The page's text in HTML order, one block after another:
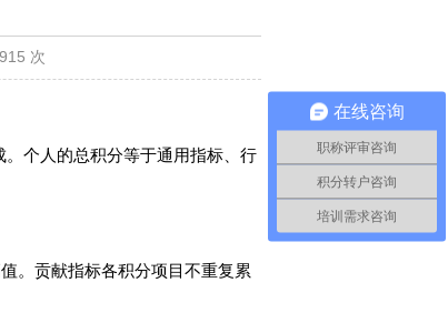
次
个人的总积分等于通用指标、行
。贡献指标各积分项目不重复累
在线咨询
职称评审咨询
积分转户咨询
培训需求咨询